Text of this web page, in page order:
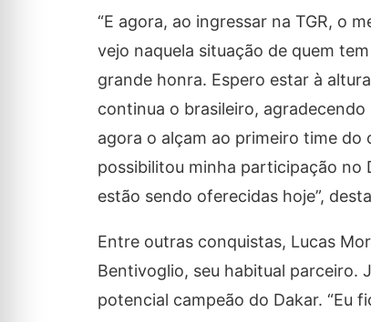
“E agora, ao ingressar na TGR, o
vejo naquela situação de quem
grande honra. Espero estar à
continua o brasileiro,
agora o alçam ao primeiro time do
possibilitou minha participação no
estão sendo oferecidas hoje”,
Entre outras conquistas, Lucas
Bentivoglio, seu habitual parceiro.
potencial campeão do Dakar. “Eu